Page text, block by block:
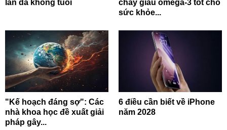
làn da không tuổi
chay giàu omega-3 tốt cho
sức khỏe...
"Kế hoạch đáng sợ": Các
nhà khoa học đề xuất giải
pháp gây...
6 điều cần biết về iPhone
năm 2028